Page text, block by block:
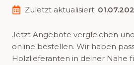
Zuletzt aktualisiert:
Jetzt Angebote vergleichen
online bestellen. Wir haben
Holzlieferanten in deiner Nähe